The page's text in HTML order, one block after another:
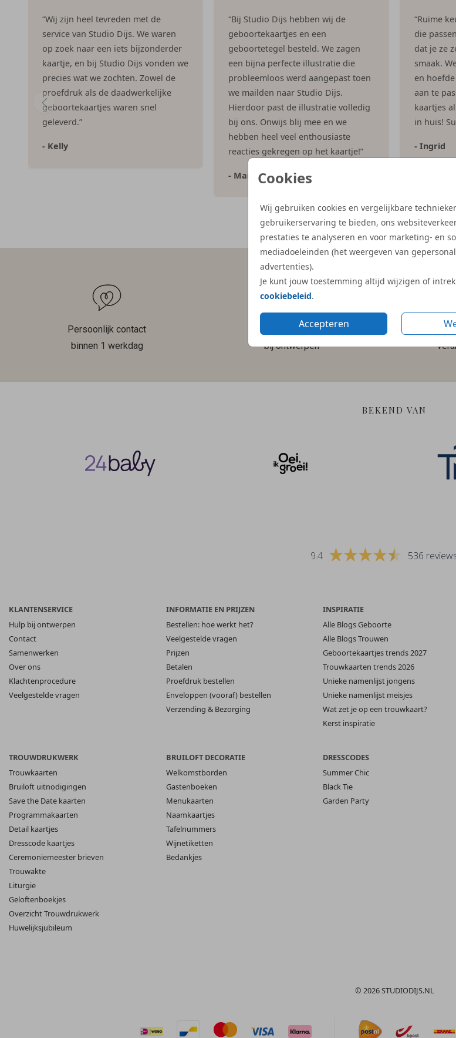
Cookies
Wij gebruiken cookies en vergelijkbare
gebruikerservaring te bieden, ons
prestaties te analyseren en voor marketing- en
mediadoeleinden (het weergeven van
advertenties).
Je kunt jouw toestemming altijd wijzigen of
cookiebeleid.
Accepteren
“Wij zijn heel tevreden met de
service van Studio Dijs. We waren
op zoek naar een iets bijzonderder
kaartje, en bij Studio Dijs vonden we
precies wat we zochten. Zowel de
proefdruk als de daadwerkelijke
geboortekaartjes waren snel
geleverd.”
- Kelly
“Bij Studio Dijs hebben wij de
geboortekaartjes en een
geboortetegel besteld. We zagen
een bijna perfecte illustratie die
probleemloos werd aangepast toen
we mailden naar Studio Dijs.
Hierdoor past de illustratie volledig
bij ons. Onwijs blij mee en we
hebben heel veel enthousiaste
reacties gekregen op het kaartje!”
- Marloes
“Ruime
die
dat je ze
smaak.
en
aan te
kaartjes
in huis!
- Ingrid
Meer reviews
Persoonlijk contact
binnen 1 werkdag
Gratis hulp
bij ontwerpen
BEKEND VAN
9.4 536
KLANTENSERVICE
Hulp bij ontwerpen
Contact
Samenwerken
Over ons
Klachtenprocedure
Veelgestelde vragen
INFORMATIE EN PRIJZEN
Bestellen: hoe werkt het?
Veelgestelde vragen
Prijzen
Betalen
Proefdruk bestellen
Enveloppen (vooraf) bestellen
Verzending & Bezorging
INSPIRATIE
Alle Blogs Geboorte
Alle Blogs Trouwen
Geboortekaartjes trends 2027
Trouwkaarten trends 2026
Unieke namenlijst jongens
Unieke namenlijst meisjes
Wat zet je op een trouwkaart?
Kerst inspiratie
TROUWDRUKWERK
Trouwkaarten
Bruiloft uitnodigingen
Save the Date kaarten
Programmakaarten
Detail kaartjes
Dresscode kaartjes
Ceremoniemeester brieven
Trouwakte
Liturgie
Geloftenboekjes
Overzicht Trouwdrukwerk
Huwelijksjubileum
BRUILOFT DECORATIE
Welkomstborden
Gastenboeken
Menukaarten
Naamkaartjes
Tafelnummers
Wijnetiketten
Bedankjes
DRESSCODES
Summer Chic
Black Tie
Garden Party
© 2026 STUDIODIJS.NL